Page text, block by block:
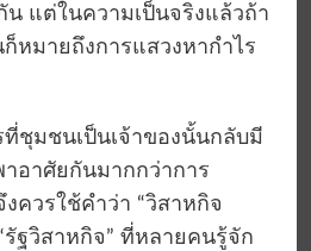
น แต่ในความเป็นจริงแล้วถ้า
หมายถึงการแสวงหากำไร
ชุมชนเป็นเจ้าของนั้นกลับมี
อาศัยกันมากกว่าการ
ควรใช้คำว่า “วิสาหกิจ
รัฐวิสาหกิจ” ที่หลายคนรู้จัก